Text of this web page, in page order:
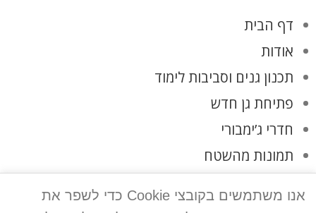
דף הבית
אודות
תכנון גנים וסביבות לימוד
פתיחת גן חדש
חדרי ג’ימבורי
תמונות מהשטח
אנו משתמשים בקובצי Cookie כדי לשפר את